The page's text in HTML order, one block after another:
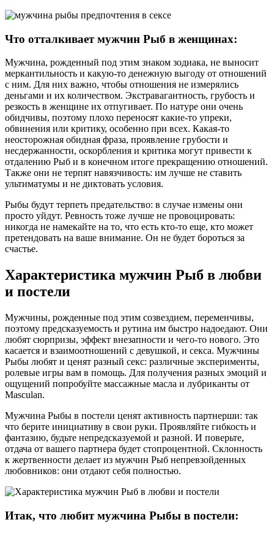
Что отталкивает мужчин Рыб в женщинах:
Мужчина, рожденный под этим знаком зодиака, не выносит
меркантильность и какую-то денежную выгоду от отношений
с ним. Для них важно, чтобы отношения не измерялись
деньгами и их количеством. Экстравагантность, грубость и
резкость в женщине их отпугивает. По натуре они очень
обидчивы, поэтому плохо переносят какие-то упреки,
обвинения или критику, особенно при всех. Какая-то
неосторожная обидная фраза, проявление грубости и
несдержанности, оскорбления и критика могут привести к
отдалению Рыб и в конечном итоге прекращению отношений.
Также они не терпят навязчивость: им лучше не ставить
ультиматумы и не диктовать условия.
Рыбы будут терпеть предательство: в случае измены они
просто уйдут. Ревность тоже лучше не провоцировать:
никогда не намекайте на то, что есть кто-то еще, кто может
претендовать на ваше внимание. Он не будет бороться за
счастье.
Характеристика мужчин Рыб в любви
и постели
Мужчины, рожденные под этим созвездием, переменчивы,
поэтому предсказуемость и рутина им быстро надоедают. Они
любят сюрпризы, эффект внезапности и чего-то нового. Это
касается и взаимоотношений с девушкой, и секса. Мужчины
Рыбы любят и ценят разный секс: различные эксперименты,
ролевые игры вам в помощь. Для получения разных эмоций и
ощущений попробуйте массажные масла и лубриканты от
Masculan.
Мужчина Рыбы в постели ценят активность партнерши: так
что берите инициативу в свои руки. Проявляйте гибкость и
фантазию, будьте непредсказуемой и разной. И поверьте,
отдача от вашего партнера будет стопроцентной. Склонность
к жертвенности делает из мужчин Рыб непревзойденных
любовников: они отдают себя полностью.
Итак, что любит мужчина Рыбы в постели: